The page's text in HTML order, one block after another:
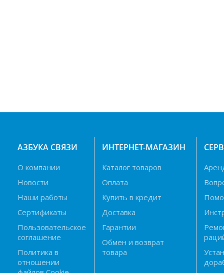
АЗБУКА СВЯЗИ
О компании
Новости
Наши работы
Сертификаты
Пользовательское
соглашение
Политика в
отношении
ИНТЕРНЕТ-МАГАЗИН
Каталог товаров
Оплата
Купить в кредит
Доставка
Гарантии
Обмен и возврат
товара